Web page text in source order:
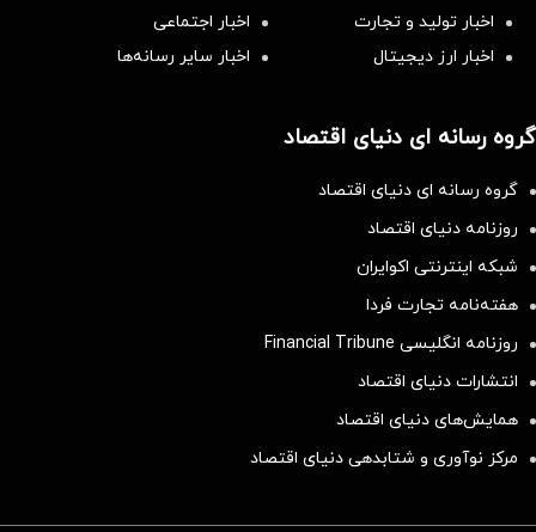
اخبار تولید و تجارت
اخبار اجتماعی
اخبار ارز دیجیتال
اخبار سایر رسانه‌‌ها
گروه رسانه ای دنیای اقتصاد
گروه رسانه ای دنیای اقتصاد
روزنامه دنیای اقتصاد
شبکه اینترنتی اکوایران
هفته‌نامه تجارت فردا
روزنامه انگلیسی Financial Tribune
انتشارات دنیای اقتصاد
همایش‌های دنیای اقتصاد
مرکز نوآوری و شتابدهی دنیای اقتصاد